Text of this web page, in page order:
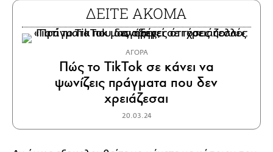
ΔΕΙΤΕ ΑΚΟΜΑ
ΑΓΟΡΑ
Πώς το TikTok σε κάνει να
ψωνίζεις πράγματα που δεν
χρειάζεσαι
20.03.24